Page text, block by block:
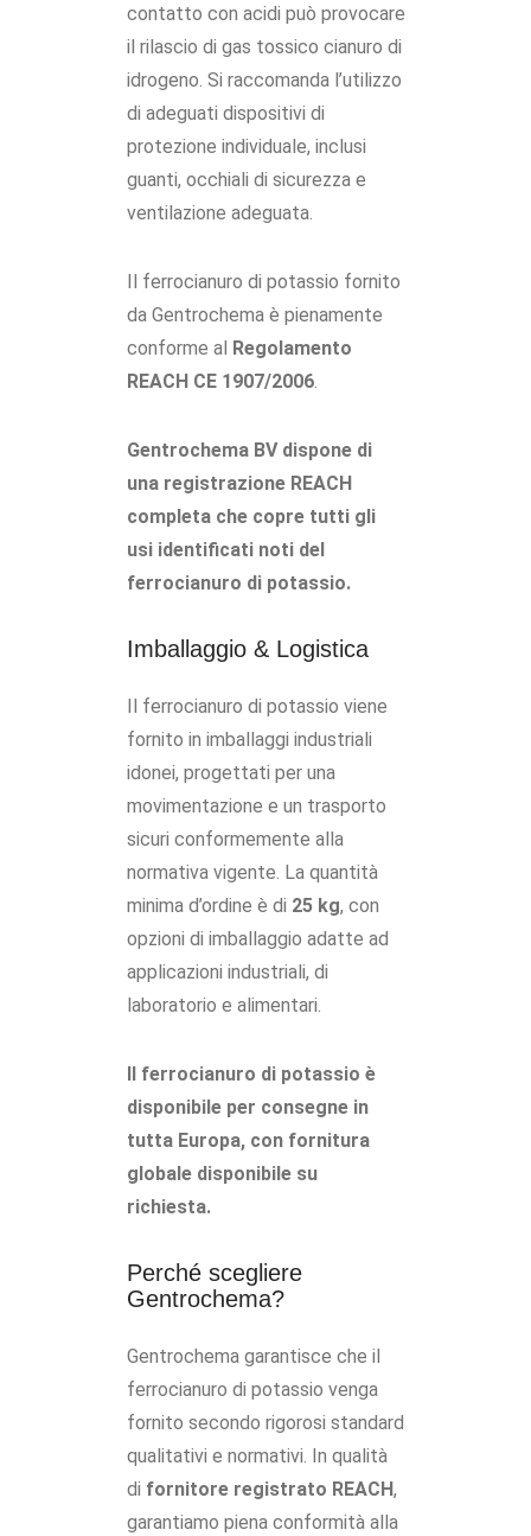
contatto con acidi può provocare
il rilascio di gas tossico cianuro di
idrogeno. Si raccomanda l’utilizzo
di adeguati dispositivi di
protezione individuale, inclusi
guanti, occhiali di sicurezza e
ventilazione adeguata.
Il ferrocianuro di potassio fornito
da Gentrochema è pienamente
conforme al Regolamento
REACH CE 1907/2006.
Gentrochema BV dispone di
una registrazione REACH
completa che copre tutti gli
usi identificati noti del
ferrocianuro di potassio.
Imballaggio & Logistica
Il ferrocianuro di potassio viene
fornito in imballaggi industriali
idonei, progettati per una
movimentazione e un trasporto
sicuri conformemente alla
normativa vigente. La quantità
minima d’ordine è di 25 kg, con
opzioni di imballaggio adatte ad
applicazioni industriali, di
laboratorio e alimentari.
Il ferrocianuro di potassio è
disponibile per consegne in
tutta Europa, con fornitura
globale disponibile su
richiesta.
Perché scegliere
Gentrochema?
Gentrochema garantisce che il
ferrocianuro di potassio venga
fornito secondo rigorosi standard
qualitativi e normativi. In qualità
di fornitore registrato REACH,
garantiamo piena conformità alla